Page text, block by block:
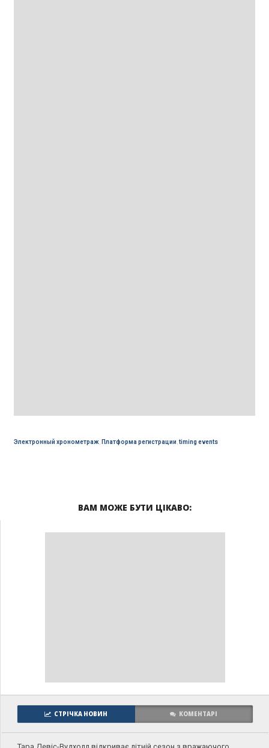
Электронный хронометраж, Платформа регистрации timing events
ВАМ МОЖЕ БУТИ ЦІКАВО:
СТРІЧКА НОВИН КОМЕНТАРІ